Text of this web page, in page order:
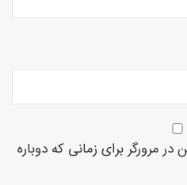
مرورگر برای زمانی که دوباره